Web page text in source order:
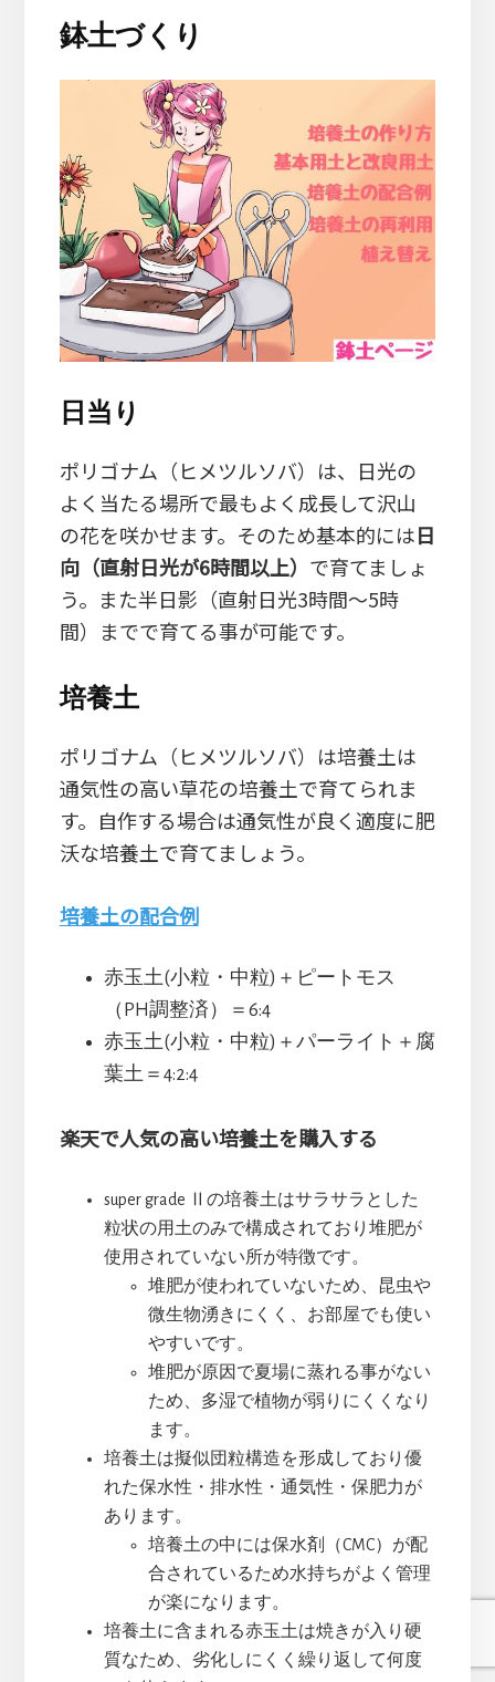
鉢土づくり
日当り
ポリゴナム（ヒメツルソバ）は、日光の
よく当たる場所で最もよく成長して沢山
の花を咲かせます。そのため基本的には日
向（直射日光が6時間以上） で育てましょ
う。また半日影（直射日光3時間～5時
間）までで育てる事が可能です。
培養土
ポリゴナム（ヒメツルソバ）は培養土は
通気性の高い草花の培養土で育てられま
す。自作する場合は通気性が良く適度に肥
沃な培養土で育てましょう。
培養土の配合例
赤玉土(小粒・中粒)＋ピートモス
（PH調整済）＝6:4
赤玉土(小粒・中粒)＋パーライト＋腐
葉土＝4:2:4
楽天で人気の高い培養土を購入する
super grade Ⅱの培養土はサラサラとした
粒状の用土のみで構成されており堆肥が
使用されていない所が特徴です。
堆肥が使われていないため、昆虫や
微生物湧きにくく、お部屋でも使い
やすいです。
堆肥が原因で夏場に蒸れる事がない
ため、多湿で植物が弱りにくくなり
ます。
培養土は擬似団粒構造を形成しており優
れた保水性・排水性・通気性・保肥力が
あります。
培養土の中には保水剤（CMC）が配
合されているため水持ちがよく管理
が楽になります。
培養土に含まれる赤玉土は焼きが入り硬
質なため、劣化しにくく繰り返して何度